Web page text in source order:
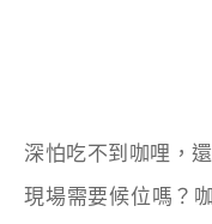
深怕吃不到咖哩，
現場需要候位嗎？